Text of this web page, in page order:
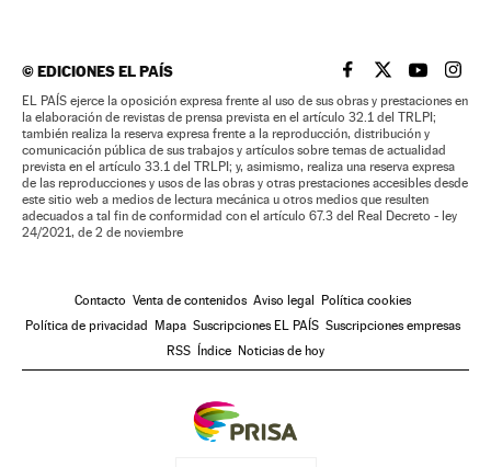
©EDICIONES EL PAÍS EL PAÍS BRASIL EN
EL PAÍSEL PAÍS
EL
EL PAÍS ejerce la oposición expresa frente al uso de sus obras y prestaciones en
la elaboración de revistas de prensa prevista en el artículo 32.1 del TRLPI;
también realiza la reserva expresa frente a la reproducción, distribución y
comunicación pública de sus trabajos y artículos sobre temas de actualidad
prevista en el artículo 33.1 del TRLPI; y, asimismo, realiza una reserva expresa
de las reproducciones y usos de las obras y otras prestaciones accesibles desde
este sitio web a medios de lectura mecánica u otros medios que resulten
adecuados a tal fin de conformidad con el artículo 67.3 del Real Decreto - ley
24/2021, de 2 de noviembre
Contacto Venta de contenidos Aviso legal
Política cookies
Política de privacidad
Mapa Suscripciones EL PAÍS Suscripciones empresas
RSS
Índice Noticias de hoy